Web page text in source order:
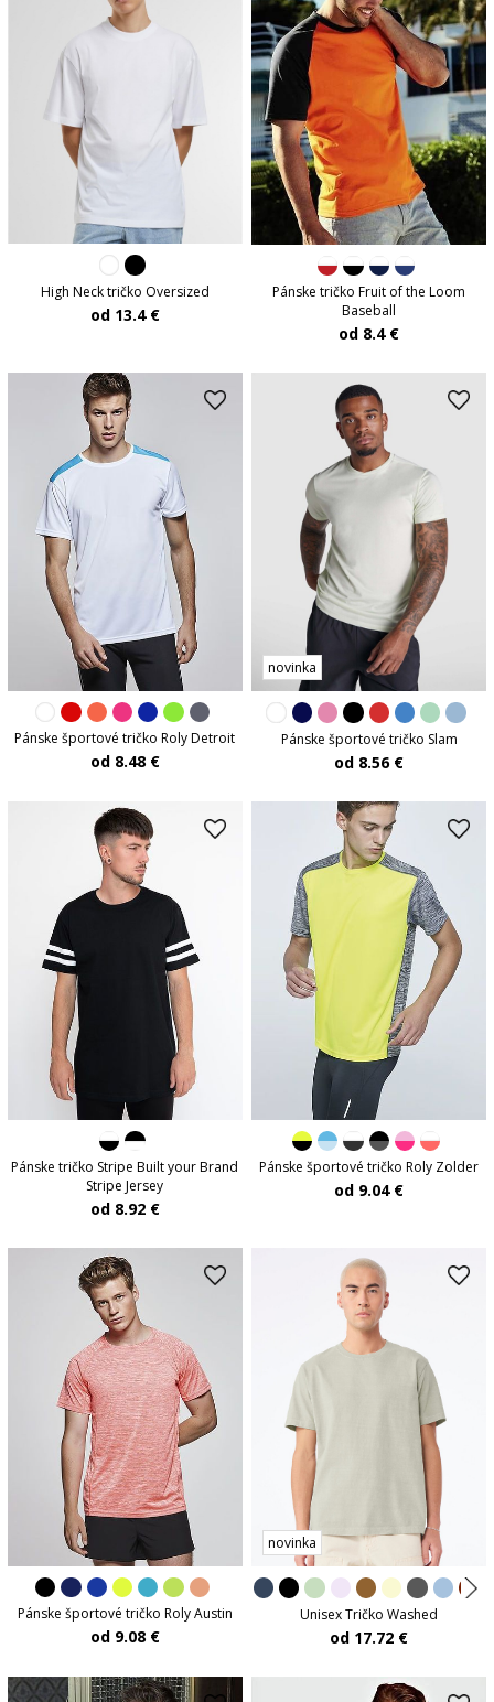
High Neck tričko Oversized
od 13.4 €
Pánske tričko Fruit of the Loom
Baseball
od 8.4 €
Pánske športové tričko Roly Detroit
od 8.48 €
novinka
Pánske športové tričko Slam
od 8.56 €
Pánske tričko Stripe Built your Brand
Stripe Jersey
od 8.92 €
Pánske športové tričko Roly Zolder
od 9.04 €
Pánske športové tričko Roly Austin
od 9.08 €
novinka
Unisex Tričko Washed
od 17.72 €